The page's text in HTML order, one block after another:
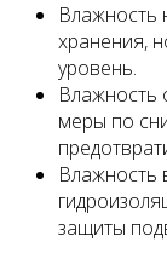
Влажность
хранения,
уровень.
Влажность
меры по
Влажность
защиты